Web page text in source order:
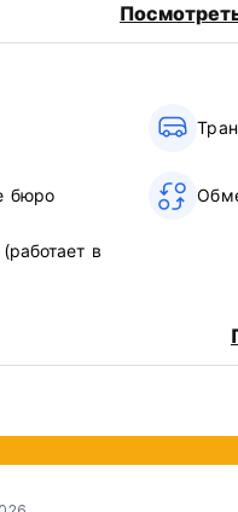
и помещения.
установлены
а не в номерах,
Просто
бюро
в